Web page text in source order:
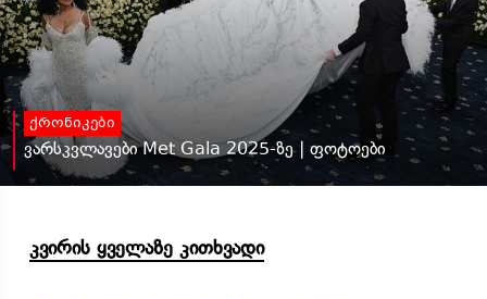
ქრონიკები
ვარსკვლავები Met Gala 2025-ზე | ფოტოები
კვირის ყველაზე კითხვადი